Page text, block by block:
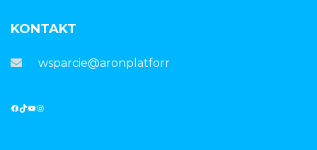
KONTAKT
wsparcie@aronplatforma.pl